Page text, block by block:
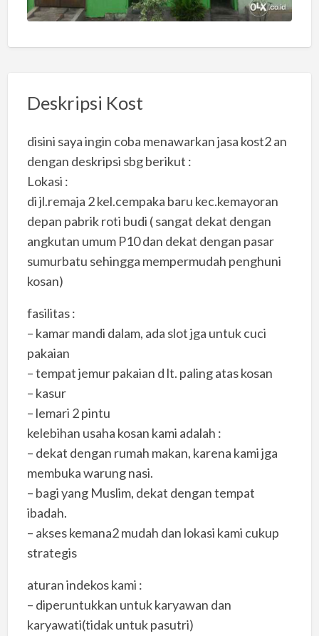
Deskripsi Kost
disini saya ingin coba menawarkan jasa kost2 an
dengan deskripsi sbg berikut :
Lokasi :
di jl.remaja 2 kel.cempaka baru kec.kemayoran
depan pabrik roti budi ( sangat dekat dengan
angkutan umum P10 dan dekat dengan pasar
sumurbatu sehingga mempermudah penghuni
kosan)
fasilitas :
– kamar mandi dalam, ada slot jga untuk cuci
pakaian
– tempat jemur pakaian d lt. paling atas kosan
– kasur
– lemari 2 pintu
kelebihan usaha kosan kami adalah :
– dekat dengan rumah makan, karena kami jga
membuka warung nasi.
– bagi yang Muslim, dekat dengan tempat
ibadah.
– akses kemana2 mudah dan lokasi kami cukup
strategis
aturan indekos kami :
– diperuntukkan untuk karyawan dan
karyawati(tidak untuk pasutri)